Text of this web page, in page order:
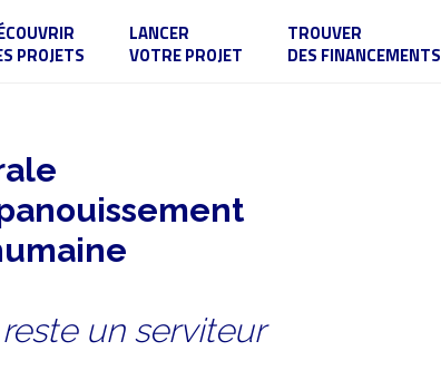
PROJETS
LANCER
VOTRE PROJET
TROUVER
DES FINANCEMENTS
un serviteur